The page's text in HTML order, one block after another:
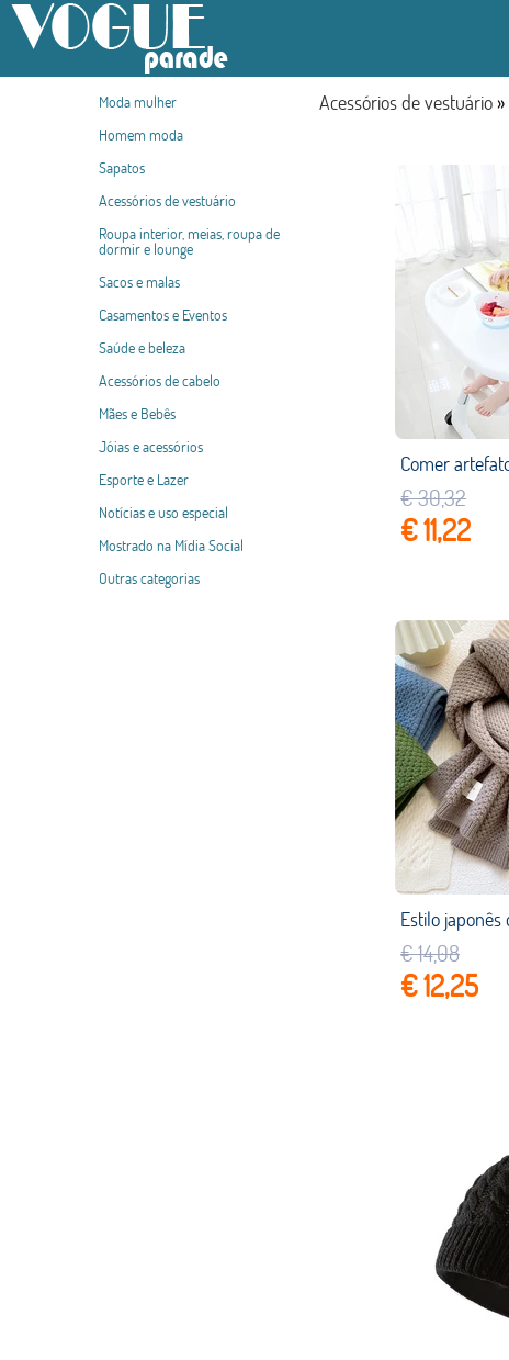
Moda mulher
Homem moda
Sapatos
Acessórios de vestuário
Roupa interior, meias, roupa de
dormir e lounge
Sacos e malas
Casamentos e Eventos
Saúde e beleza
Acessórios de cabelo
Mães e Bebês
Jóias e acessórios
Esporte e Lazer
Notícias e uso especial
Mostrado na Mídia Social
Outras categorias
Acessórios de vestuário »
€ 30,32
€ 11,22
€ 14,08
€ 12,25